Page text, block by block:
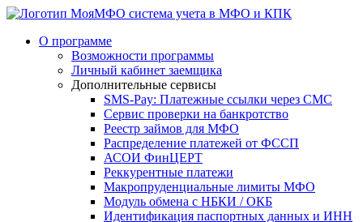
система учета в МФО и КПК
О программе
Возможности программы
Личный кабинет заемщика
Дополнительные сервисы
SMS-Pay: Платежные ссылки через СМС
Сервис проверки на банкротство
Реестр займов для МФО
Распределение платежей от ФССП
АСОИ ФинЦЕРТ
Реккурентные платежи
Макропруденциальные лимиты МФО
Модуль обмена с НБКИ / ОКБ
Идентификация паспортных данных и ИНН